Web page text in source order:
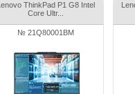
ThinkPad P1 G8 Intel
Core Ultr...
№ 21Q80001BM